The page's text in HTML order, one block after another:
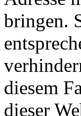
bringen.
diesem
dieser